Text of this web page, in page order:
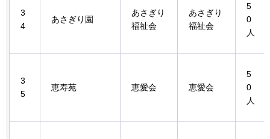
3
4
あさぎり園
あさぎり
福祉会
あさぎり
福祉会
5
0
人
3
5
恵寿苑 恵愛会 恵愛会
5
0
人